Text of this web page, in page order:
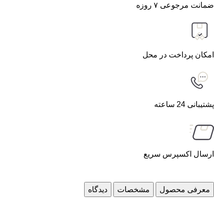
ضمانت مرجوعی ۷ روزه
امکان پرداخت در محل
پشتیبانی 24 ساعته
ارسال اکسپرس سریع
معرفی محصول مشخصات دیدگاه